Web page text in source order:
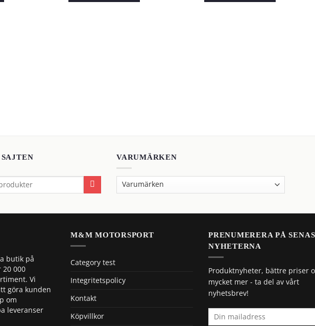
VARUMÄRKEN
butik på
20 000
Vi
göra kunden
om
leveranser
M&M MOTORSPORT
Category test
Integritetspolicy
Kontakt
Köpvillkor
PRENUMERERA PÅ
NYHETERNA
Produktnyheter, bättre priser
mycket mer - ta del av vårt
nyhetsbrev!